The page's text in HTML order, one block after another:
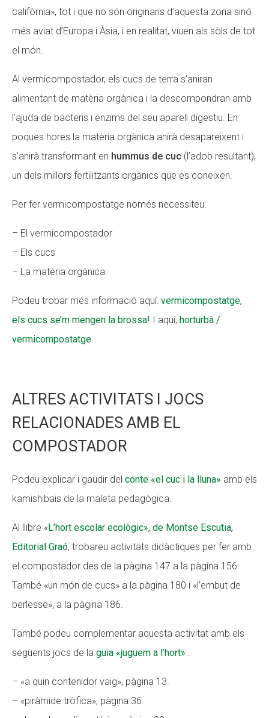
califòrnia», tot i que no són originaris d’aquesta zona sinó
més aviat d’Europa i Àsia, i en realitat, viuen als sòls de tot
el món.
Al vermicompostador, els cucs de terra s’aniran
alimentant de matèria orgànica i la descompondran amb
l’ajuda de bacteris i enzims del seu aparell digestiu. En
poques hores la matèria orgànica anirà desapareixent i
s’anirà transformant en hummus de cuc (l’adob resultant),
un dels millors fertilitzants orgànics que es coneixen.
Per fer vermicompostatge només necessiteu:
– El vermicompostador
– Els cucs
– La matèria orgànica
Podeu trobar més informació aquí: vermicompostatge,
els cucs se’m mengen la brossa! I aquí; horturbà /
vermicompostatge.
ALTRES ACTIVITATS I JOCS
RELACIONADES AMB EL
COMPOSTADOR
Podeu explicar i gaudir del conte «el cuc i la lluna» amb els
kamishibais de la maleta pedagògica.
Al llibre «L’hort escolar ecològic», de Montse Escutia,
Editorial Graó, trobareu activitats didàctiques per fer amb
el compostador des de la pàgina 147 a la pàgina 156.
També «un món de cucs» a la pàgina 180 i «l’embut de
berlesse», a la pàgina 186.
També podeu complementar aquesta activitat amb els
següents jocs de la guia «juguem a l’hort» .
– «a quin contenidor vaig», pàgina 13.
– «piràmide tròfica», pàgina 36.